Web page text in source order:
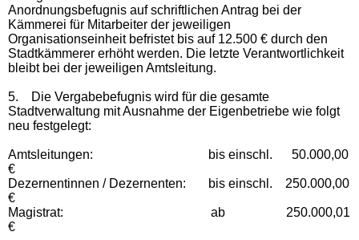
Anordnungsbefugnis auf schriftlichen Antrag bei der
Kämmerei für Mitarbeiter der jeweiligen
Organisationseinheit befristet bis auf 12.500 € durch den
Stadtkämmerer erhöht werden. Die letzte Verantwortlichkeit
bleibt bei der jeweiligen Amtsleitung.
5.
Die Vergabebefugnis wird für die gesamte
Stadtverwaltung mit Ausnahme der Eigenbetriebe wie folgt
neu festgelegt:
Amtsleitungen: bis einschl. 50.000,00
€
Dezernentinnen / Dezernenten: bis einschl. 250.000,00
€
Magistrat: ab 250.000,01
€